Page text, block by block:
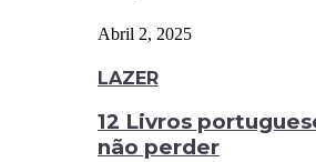
Abril 2, 2025
LAZER
12 Livros
não perder